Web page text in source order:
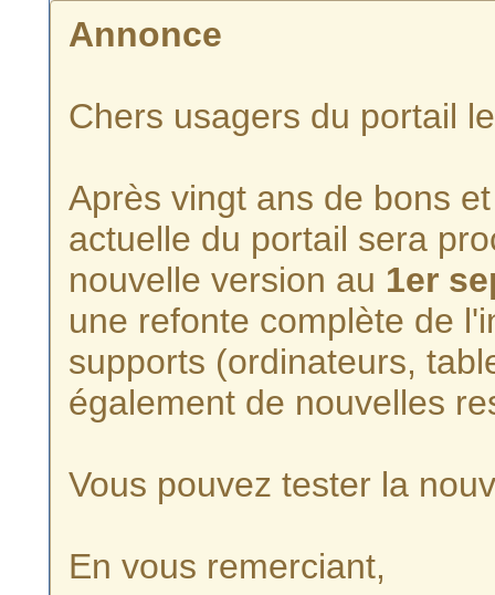
Annonce
Chers usagers du portail
Après vingt ans de bons
actuelle du portail sera
nouvelle version au 1er
une refonte complète de
supports (ordinateurs,
également de nouvelles
Vous pouvez tester la
En vous remerciant,